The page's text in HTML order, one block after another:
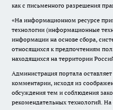
как с письменного разрешения
«На информационном ресурсе
технологии (информационные
информации на основе сбора,
относящихся к предпочтениям
находящихся на территории
Администрация портала
комментарии, исходя из
обсуждения тем и соблюдения
рекомендательных технологий. На